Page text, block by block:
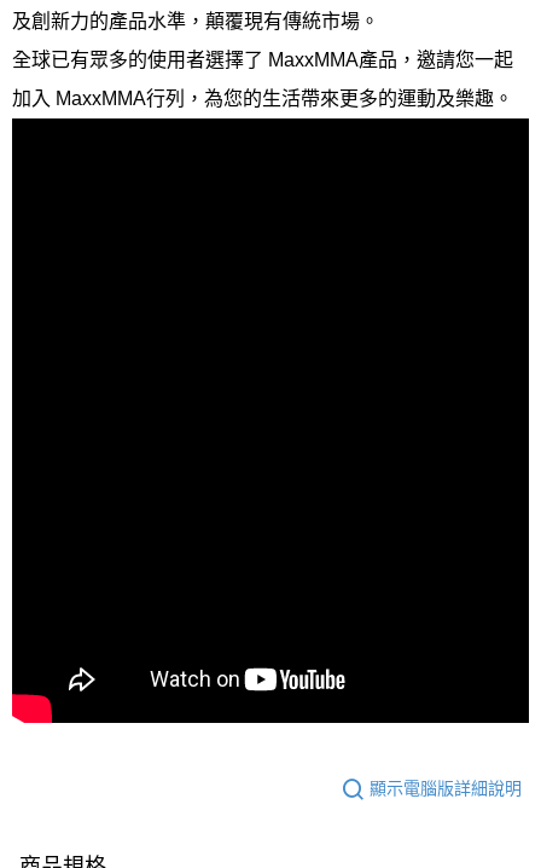
及創新力的產品水準，顛覆現有傳統市場。
全球已有眾多的使用者選擇了 MaxxMMA產品，邀請您一起
加入 MaxxMMA行列，為您的生活帶來更多的運動及樂趣。
顯示電腦版詳細說明